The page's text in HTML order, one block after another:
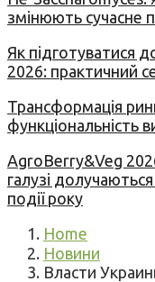
змінюють сучасне
Як підготуватися
2026: практичний
Трансформація
функціональність
AgroBerry&Veg
галузі
події року
Home
Новини
Власти